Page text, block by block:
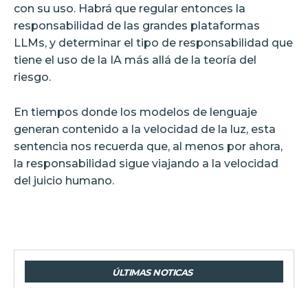
con su uso. Habrá que regular entonces la
responsabilidad de las grandes plataformas
LLMs, y determinar el tipo de responsabilidad que
tiene el uso de la IA más allá de la teoría del
riesgo.
En tiempos donde los modelos de lenguaje
generan contenido a la velocidad de la luz, esta
sentencia nos recuerda que, al menos por ahora,
la responsabilidad sigue viajando a la velocidad
del juicio humano.
ÚLTIMAS NOTICAS